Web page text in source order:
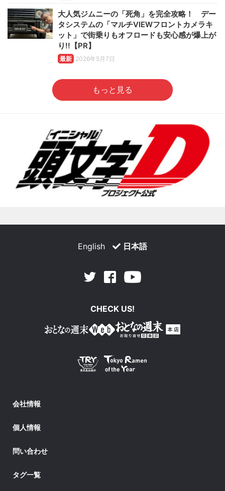
大人気ジムニーの「死角」を完全攻略！ デー
タシステムの「マルチVIEWフロントカメラキ
ット」で街乗りもオフロードも安心感が爆上が
り!!【PR】
最新 2026年5月7日
もっと見る
English 日本語
Twitter Facebook
CHECK US!
会社情報
個人情報
問い合わせ
タグ一覧